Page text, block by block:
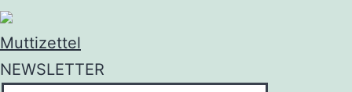
Muttizettel
NEWSLETTER